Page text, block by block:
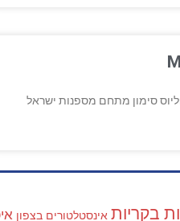
8490905 יוליוס סימון מתחם מספנות ישראל
בקריות אינסטלטורים בצפון